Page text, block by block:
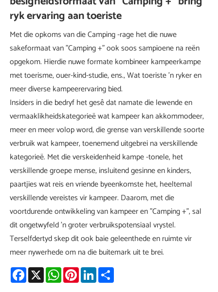
ryk ervaring aan toeriste
Met die opkoms van die Camping -rage het die nuwe
sakeformaat van "Camping +" ook soos sampioene na reën
opgekom. Hierdie nuwe formate kombineer kampeerkampe
met toerisme, ouer-kind-studie, ens., Wat toeriste 'n ryker en
meer diverse kampeerervaring bied.
Insiders in die bedryf het gesê dat namate die lewende en
vermaaklikheidskategorieë wat kampeer kan akkommodeer,
meer en meer volop word, die grense van verskillende soorte
verbruik wat kampeer, toenemend uitgebrei na verskillende
kategorieë. Met die verskeidenheid kampe -tonele, het
verskillende groepe mense, insluitend gesinne en kinders,
paartjies wat reis en vriende byeenkomste het, heeltemal
verskillende vereistes vir kampeer. Daarom, met die
voortdurende ontwikkeling van kampeer en "Camping +", sal
dit ongetwyfeld 'n groter verbruikspotensiaal vrystel.
Terselfdertyd skep dit ook baie geleenthede en ruimte vir
meer nywerhede om na die buitemark uit te brei.
Facebook WhatsAppPinterestLinkedIn